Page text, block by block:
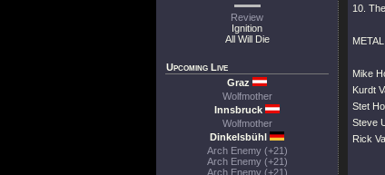
Review
Ignition
All Will Die
Upcoming Live
Graz
Wolfmother
Innsbruck
Wolfmother
Dinkelsbühl
Arch Enemy (+21)
Arch Enemy (+21)
Arch Enemy (+21)
10.
Mike
Kurdt
Stet
Steve
Rick